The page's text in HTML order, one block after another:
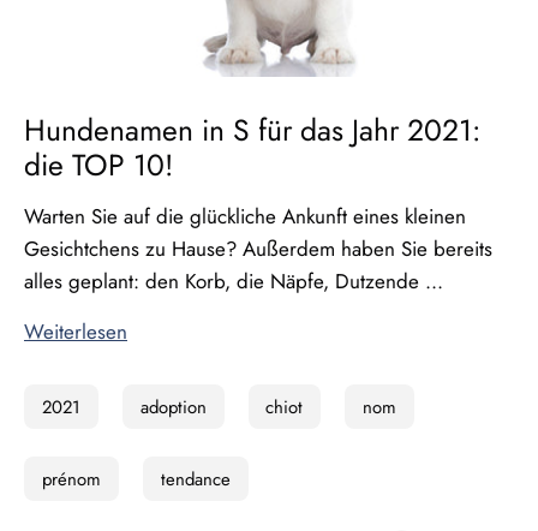
Hundenamen in S für das Jahr 2021:
die TOP 10!
Warten Sie auf die glückliche Ankunft eines kleinen
Gesichtchens zu Hause? Außerdem haben Sie bereits
alles geplant: den Korb, die Näpfe, Dutzende ...
Weiterlesen
2021 adoption chiot nom
prénom tendance